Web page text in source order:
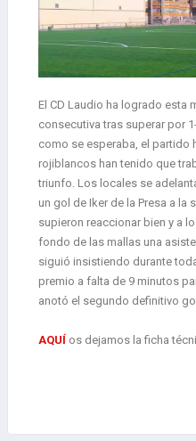
El CD Laudio ha logrado esta
consecutiva tras superar por
como se esperaba, el partido
rojiblancos han tenido que
triunfo. Los locales se
un gol de Iker de la Presa a la
supieron reaccionar bien y a
fondo de las mallas una
siguió insistiendo durante
premio a falta de 9 minutos
anotó el segundo definitivo
AQUÍ os dejamos la ficha